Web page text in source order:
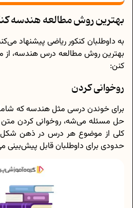
بهترین روش مطالعه هندسه
به داوطلبان کنکور ریاضی پیشنهاد
بهترین روش مطالعه درس هندسه، از
کنن:
روخوانی کردن
برای خوندن درسی مثل هندسه که
حل مسئله می‌شه، روخوانی کردن متن
کلی از موضوع هر درس در ذهن شکل
حدودی برای داوطلبان قابل پیش‌بینی